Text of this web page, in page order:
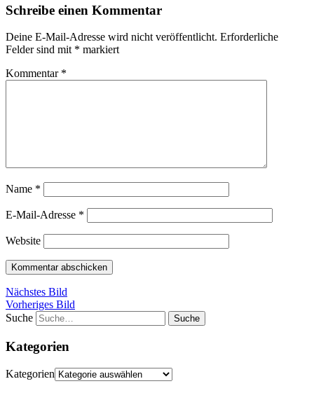
Schreibe einen Kommentar
Deine E-Mail-Adresse wird nicht veröffentlicht. Erforderliche
Felder sind mit * markiert
Kommentar *
Name *
E-Mail-Adresse *
Website
Nächstes Bild
Vorheriges Bild
Suche
Kategorien
Kategorien